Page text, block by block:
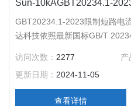
Sun-10kAGBT20234.1-
GBT20234.1-2023限制短路电
达科技依照最新国标GB/T
插头插座和器具耦合器 第1部分
访问次数： 2277 产
更新日期： 2024-11-05
查看详情